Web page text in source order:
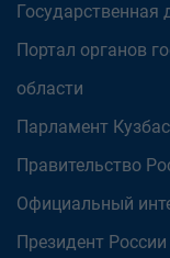
Портал органов
области
Парламент
Правительство
Официальный
Президент России